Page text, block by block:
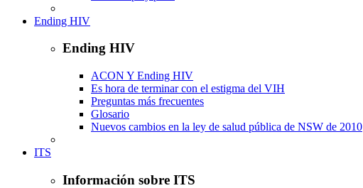
Ending HIV
Ending HIV
ACON Y Ending HIV
Es hora de terminar con el estigma del VIH
Preguntas más frecuentes
Glosario
Nuevos cambios en la ley de salud pública de NSW de 2010
ITS
Información sobre ITS